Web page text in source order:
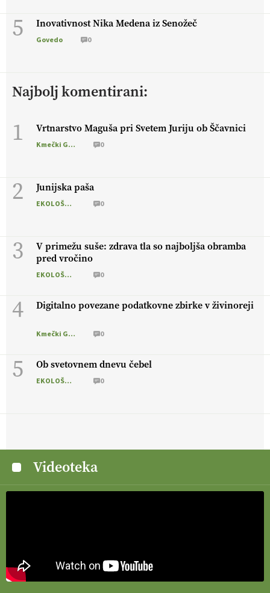
5 Inovativnost Nika Medena iz Senožeč
Govedo 0
Najbolj komentirani:
1 Vrtnarstvo Maguša pri Svetem Juriju ob Ščavnici
Kmečki Glas 0
2 Junijska paša
EKOLOŠKO LOGIČNO 0
3
V primežu suše: zdrava tla so najboljša obramba
pred vročino
EKOLOŠKO LOGIČNO 0
4 Digitalno povezane podatkovne zbirke v živinoreji
Kmečki Glas 0
5 Ob svetovnem dnevu čebel
EKOLOŠKO LOGIČNO 0
Videoteka